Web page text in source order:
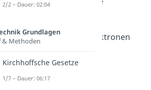
Geschwindigkeit
der Elektronen
2/2 – Dauer: 02:04
Grundlagen
& Methoden
Kirchhoffsche Gesetze
1/7 – Dauer: 06:17